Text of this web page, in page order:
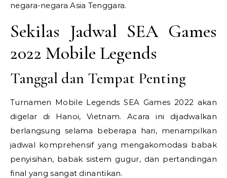
negara-negara Asia Tenggara.
Sekilas Jadwal SEA Games
2022 Mobile Legends
Tanggal dan Tempat Penting
Turnamen Mobile Legends SEA Games 2022 akan
digelar di Hanoi, Vietnam. Acara ini dijadwalkan
berlangsung selama beberapa hari, menampilkan
jadwal komprehensif yang mengakomodasi babak
penyisihan, babak sistem gugur, dan pertandingan
final yang sangat dinantikan.